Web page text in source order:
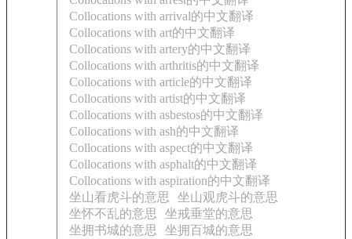
Collocations with arrival的中文翻译
Collocations with art的中文翻译
Collocations with artery的中文翻译
Collocations with arthritis的中文翻译
Collocations with article的中文翻译
Collocations with artist的中文翻译
Collocations with asbestos的中文翻译
Collocations with ash的中文翻译
Collocations with aspect的中文翻译
Collocations with asphalt的中文翻译
Collocations with aspiration的中文翻译
坐山看虎斗的意思
坐山观虎斗的意思
坐怀不乱的意思
坐戒垂堂的意思
坐拥书城的意思
坐拥百城的意思